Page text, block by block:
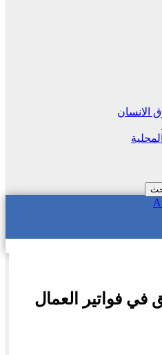
الانسان
في فواتير العمال